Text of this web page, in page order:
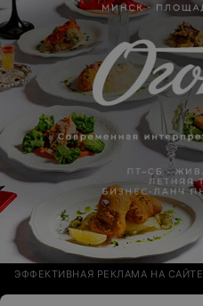
ЭФФЕКТИВНАЯ РЕКЛАМА НА САЙТЕ